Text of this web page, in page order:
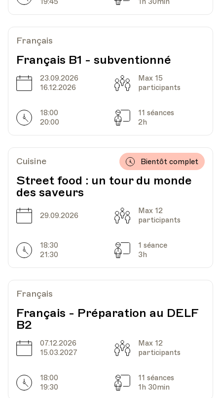
Français
Français B1 - subventionné
Date
23.09.2026
16.12.2026
Capacité
Max 15
participants
Horarires
18:00
20:00
Séances
11 séances
2h
Cuisine
Street food : un tour du monde
des saveurs
Bientôt complet
Date
29.09.2026 Capacité
Max 12
participants
Horarires
18:30
21:30
Séances
1 séance
3h
Français
Français - Préparation au DELF
B2
Date
07.12.2026
15.03.2027
Capacité
Max 12
participants
Horarires
18:00
19:30
Séances
11 séances
1h 30min